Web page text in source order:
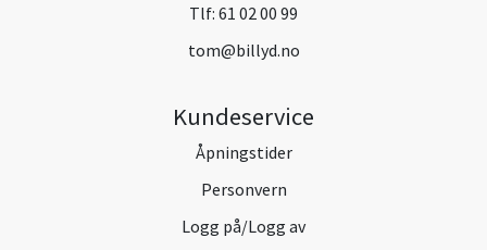
Tlf: 61 02 00 99
tom@billyd.no
Kundeservice
Åpningstider
Personvern
Logg på/Logg av